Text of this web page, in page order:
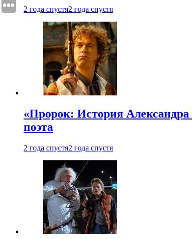
2 года спустя2 года спустя
«Пророк: История
поэта
2 года спустя2 года спустя